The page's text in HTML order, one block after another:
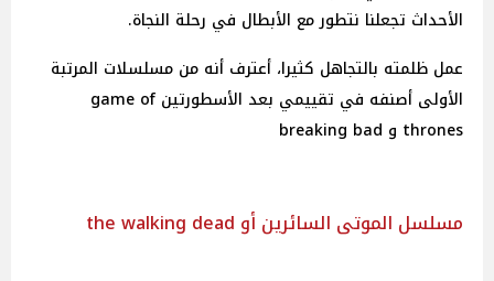
الأحداث تجعلنا نتطور مع الأبطال في رحلة النجاة.
عمل ظلمته بالتجاهل كثيرا، أعترف أنه من مسلسلات المرتبة
الأولى أصنفه في تقييمي بعد الأسطورتين game of
thrones و breaking bad
مسلسل الموتى السائرين أو the walking dead